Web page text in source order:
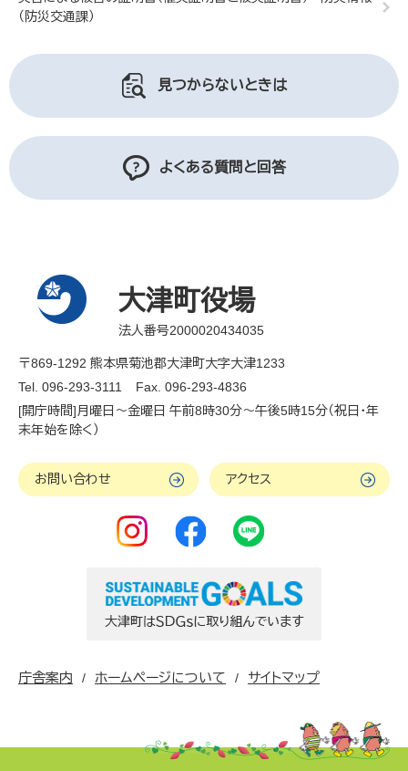
（防災交通課）
見つからないときは
よくある質問と回答
大津町役場
法人番号2000020434035
〒869-1292 熊本県菊池郡大津町大字大津1233
Tel. 096-293-3111
Fax. 096-293-4836
[開庁時間]月曜日～金曜日 午前8時30分～午後5時15分（祝日・年
末年始を除く）
お問い合わせ アクセス
庁舎案内 ホームページについて サイトマップ